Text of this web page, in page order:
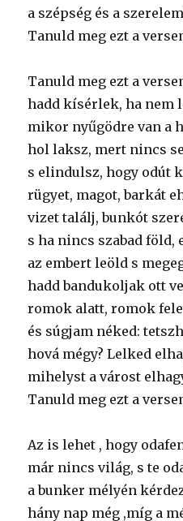
a szépség és a
Tanuld meg ezt a
Tanuld meg ezt a
hadd kísérlek, ha nem
mikor nyűgödre van a
hol laksz, mert nincs
s elindulsz, hogy odút
rügyet, magot, barkát
vizet találj, bunkót
s ha nincs szabad föld,
az embert leöld s
hadd bandukoljak ott
romok alatt, romok
és súgjam néked:
hová mégy? Lelked
mihelyst a várost
Tanuld meg ezt a
Az is lehet , hogy
már nincs világ, s te
a bunker mélyén
hány nap még ,míg a